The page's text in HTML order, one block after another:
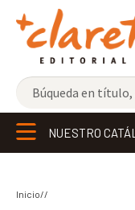
NOVEDADES
LOS MÁS
NUESTRO
Inicio//